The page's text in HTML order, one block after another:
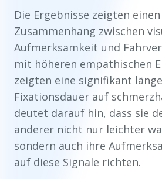
Die Ergebnisse zeigten
Zusammenhang zwischen
Aufmerksamkeit und
mit höheren empathischen
zeigten eine signifikant
Fixationsdauer auf
deutet darauf hin, dass sie
anderer nicht nur leichter
sondern auch ihre
auf diese Signale richten.